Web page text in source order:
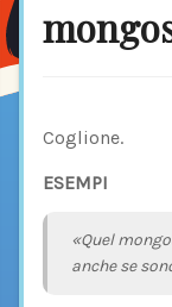
Coglione.
ESEMPI
«Quel
anche se